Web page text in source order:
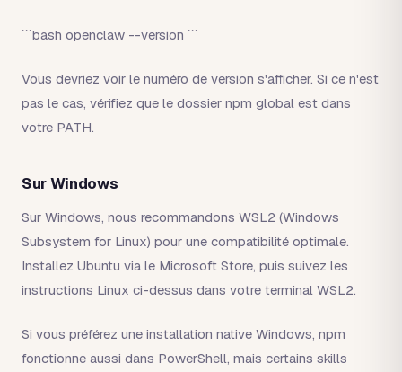
```bash openclaw --version ```
Vous devriez voir le numéro de version s'afficher. Si ce n'est
pas le cas, vérifiez que le dossier npm global est dans
votre PATH.
Sur Windows
Sur Windows, nous recommandons WSL2 (Windows
Subsystem for Linux) pour une compatibilité optimale.
Installez Ubuntu via le Microsoft Store, puis suivez les
instructions Linux ci-dessus dans votre terminal WSL2.
Si vous préférez une installation native Windows, npm
fonctionne aussi dans PowerShell, mais certains skills